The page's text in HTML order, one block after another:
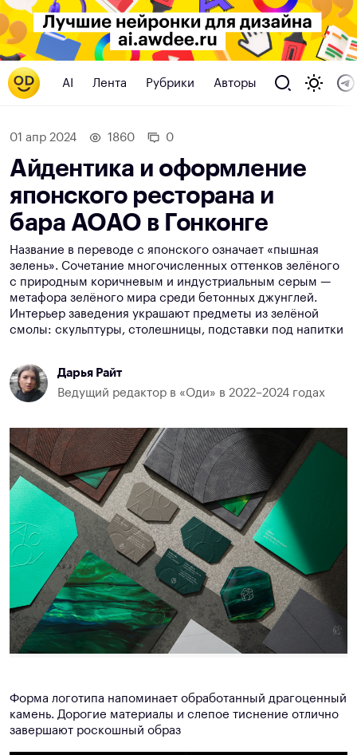
AI Лента Рубрики Авторы
01 апр 2024 1860 0
Айдентика и оформление
японского ресторана и
бара AOAO в Гонконге
Название в переводе с японского означает «пышная
зелень». Сочетание многочисленных оттенков зелёного
с природным коричневым и индустриальным серым —
метафора зелёного мира среди бетонных джунглей.
Интерьер заведения украшают предметы из зелёной
смолы: скульптуры, столешницы, подставки под напитки
Дарья Райт
Ведущий редактор в «Оди» в 2022–2024 годах
Форма логотипа напоминает обработанный драгоценный
камень. Дорогие материалы и слепое тиснение отлично
завершают роскошный образ